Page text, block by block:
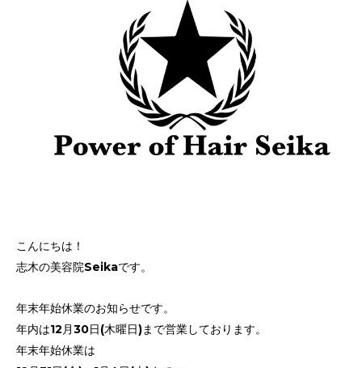
こんにちは！
志木の美容院Seikaです。
年末年始休業のお知らせです。
年内は12月30日(木曜日)まで営業しております。
年末年始休業は